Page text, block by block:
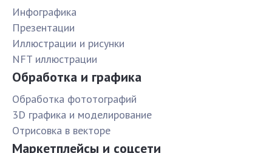
Инфографика
Презентации
Иллюстрации и рисунки
NFT иллюстрации
Обработка и графика
Обработка фототографий
3D графика и моделирование
Отрисовка в векторе
Маркетплейсы и соцсети